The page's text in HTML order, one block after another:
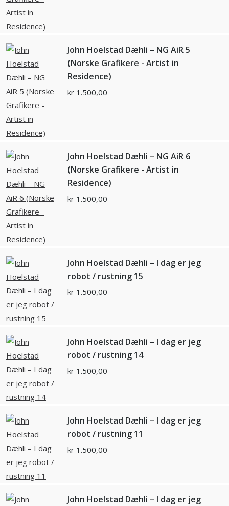
John Hoelstad Dæhli – NG AiR 5
(Norske Grafikere - Artist in
Residence)
kr 1.500,00
John Hoelstad Dæhli – NG AiR 6
(Norske Grafikere - Artist in
Residence)
kr 1.500,00
John Hoelstad Dæhli – I dag er jeg
robot / rustning 15
kr 1.500,00
John Hoelstad Dæhli – I dag er jeg
robot / rustning 14
kr 1.500,00
John Hoelstad Dæhli – I dag er jeg
robot / rustning 11
kr 1.500,00
John Hoelstad Dæhli – I dag er jeg